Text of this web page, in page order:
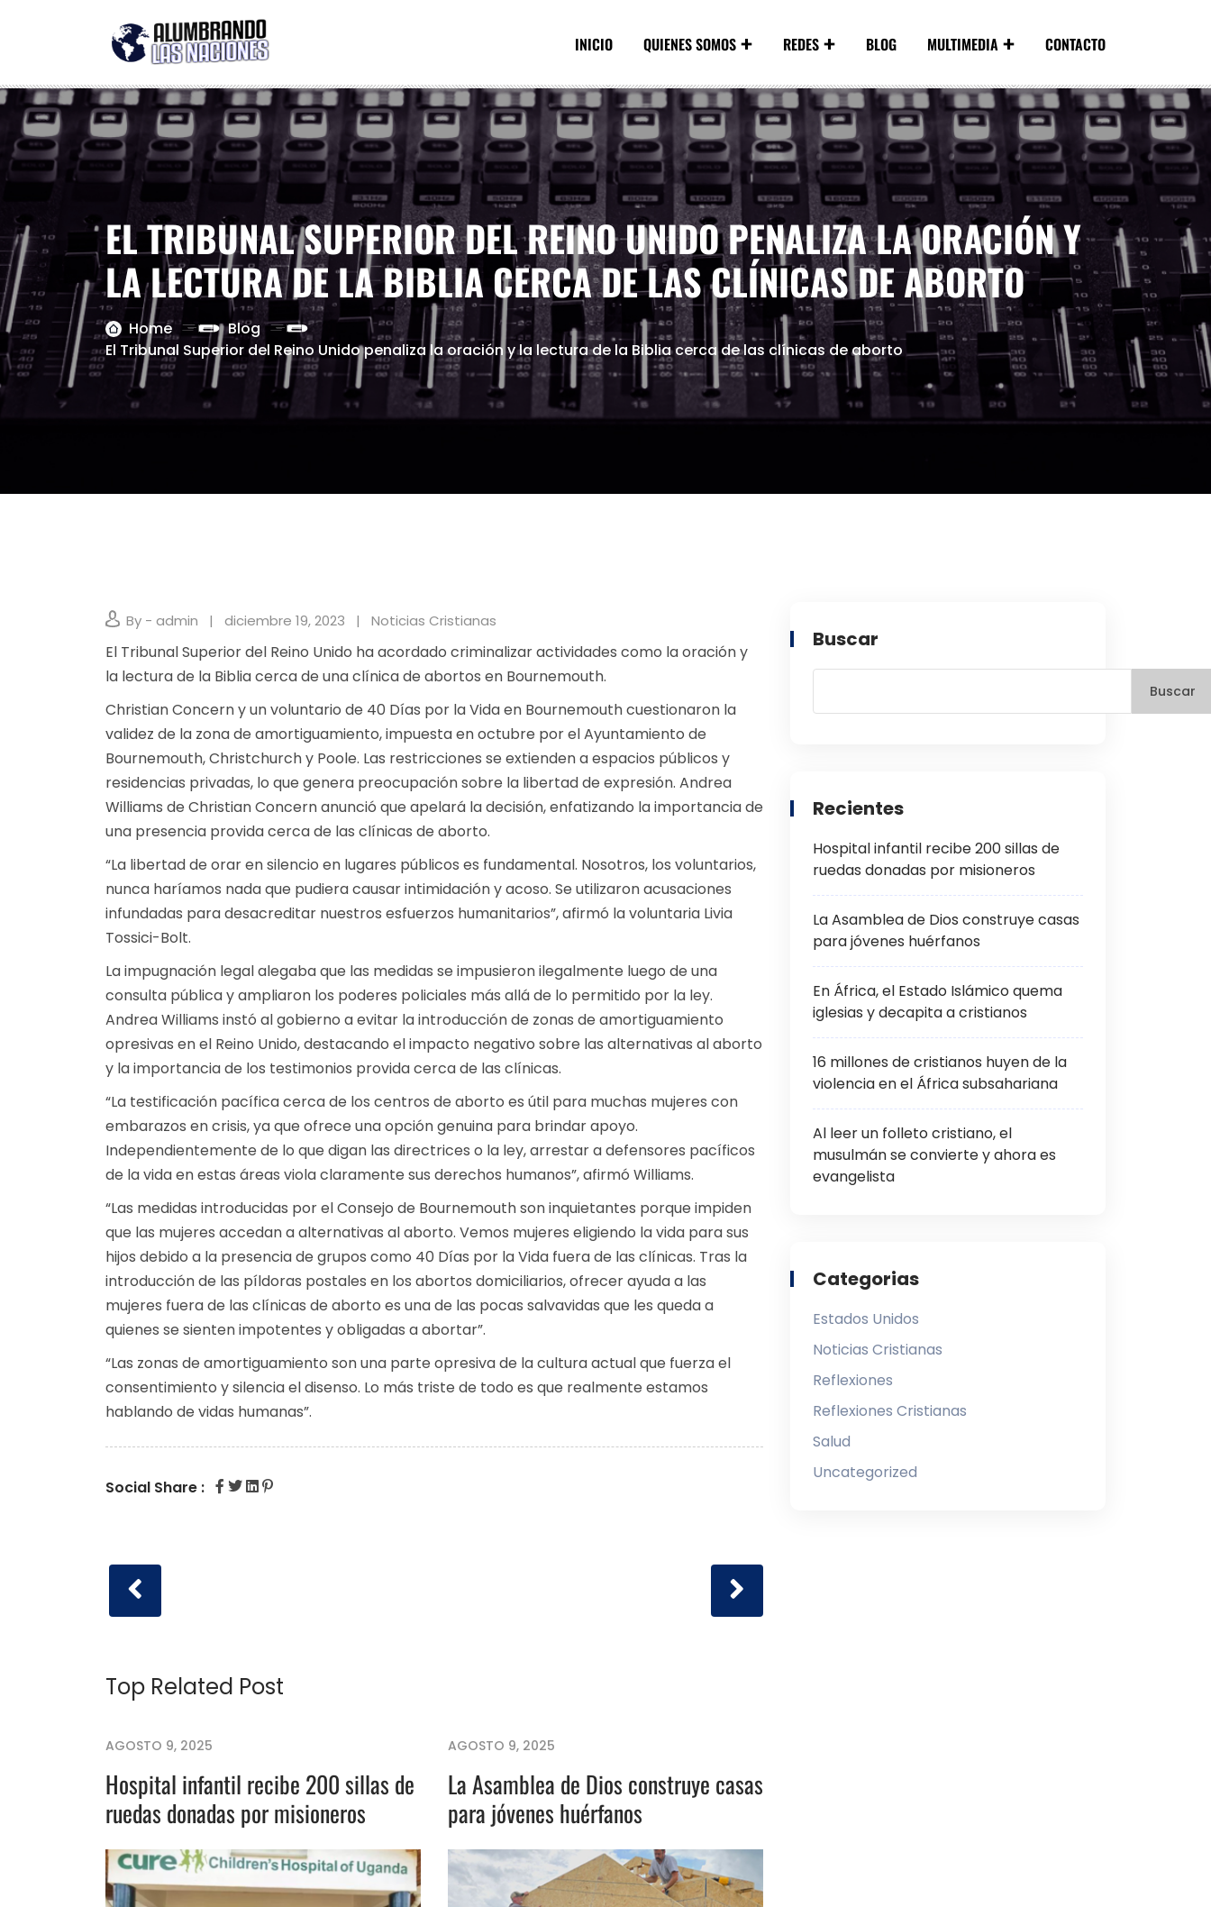
INICIO QUIENES SOMOS REDES BLOG MULTIMEDIA CONTACTO
EL TRIBUNAL SUPERIOR DEL REINO UNIDO PENALIZA LA ORACIÓN Y
LA LECTURA DE LA BIBLIA CERCA DE LAS CLÍNICAS DE ABORTO
Home
Blog
El Tribunal Superior del Reino Unido penaliza la oración y la lectura de la Biblia cerca de las clínicas de aborto
By - admin diciembre 19, 2023 Noticias Cristianas
El Tribunal Superior del Reino Unido ha acordado criminalizar actividades como la oración y
la lectura de la Bibliacerca de una clínica de abortos en Bournemouth.
Christian Concern y un voluntario de 40 Días por la Vida en Bournemouth cuestionaron la
validez de la zona de amortiguamiento, impuesta en octubre por el Ayuntamiento de
Bournemouth, Christchurch y Poole. Las restricciones se extienden a espacios públicos y
residencias privadas, lo que genera preocupación sobre la libertad de expresión. Andrea
Williams de Christian Concern anunció que apelará la decisión, enfatizando la importancia de
una presencia provida cerca de las clínicas de aborto.
“La libertad de orar en silencio en lugares públicos es fundamental. Nosotros, los voluntarios,
nunca haríamos nada que pudiera causar intimidación y acoso. Se utilizaron acusaciones
infundadas para desacreditar nuestros esfuerzos humanitarios”, afirmó la voluntaria Livia
Tossici-Bolt.
La impugnación legal alegaba que las medidas se impusieron ilegalmente luego de una
consulta pública y ampliaron los poderes policiales más allá de lo permitido por la ley.
Andrea Williams instó al gobierno a evitar la introducción de zonas de amortiguamiento
opresivas en el Reino Unido, destacando el impacto negativo sobre las alternativas al aborto
y la importancia de los testimonios provida cerca de las clínicas.
“La testificación pacífica cerca de los centros de aborto es útil para muchas mujeres con
embarazos en crisis, ya que ofrece una opción genuina para brindar apoyo.
Independientemente de lo que digan las directrices o la ley, arrestar a defensores pacíficos
de la vida en estas áreas viola claramente sus derechos humanos”, afirmó Williams.
“Las medidas introducidas por el Consejo de Bournemouth son inquietantes porque impiden
que las mujeres accedan a alternativas al aborto. Vemos mujeres eligiendo la vida para sus
hijos debido a la presencia de grupos como 40 Días por la Vida fuera de las clínicas. Tras la
introducción de las píldoras postales en los abortos domiciliarios, ofrecer ayuda a las
mujeres fuera de las clínicas de aborto es una de las pocas salvavidas que les queda a
quienes se sienten impotentes y obligadas a abortar”.
“Las zonas de amortiguamiento son una parte opresiva de la cultura actual que fuerza el
consentimiento y silencia el disenso. Lo más triste de todo es que realmente estamos
hablando de vidas humanas”.
Social Share :
Top Related Post
AGOSTO 9, 2025
Hospital infantil recibe 200 sillas de
ruedas donadas por misioneros
AGOSTO 9, 2025
La Asamblea de Dios construye casas
para jóvenes huérfanos
Buscar
Buscar
Recientes
Hospital infantil recibe 200 sillas de
ruedas donadas por misioneros
La Asamblea de Dios construye casas
para jóvenes huérfanos
En África, el Estado Islámico quema
iglesias y decapita a cristianos
16 millones de cristianos huyen de la
violencia en el África subsahariana
Al leer un folleto cristiano, el
musulmán se convierte y ahora es
evangelista
Categorias
Estados Unidos
Noticias Cristianas
Reflexiones
Reflexiones Cristianas
Salud
Uncategorized